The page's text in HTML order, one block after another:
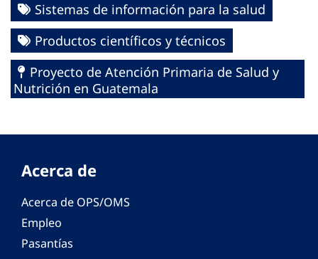
Sistemas de información para la salud
Productos científicos y técnicos
Proyecto de Atención Primaria de Salud y
Nutrición en Guatemala
Acerca de
Acerca de OPS/OMS
Empleo
Pasantías